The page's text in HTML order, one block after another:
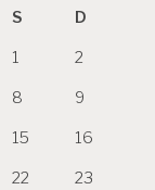
S D
1 2
8 9
15 16
22 23